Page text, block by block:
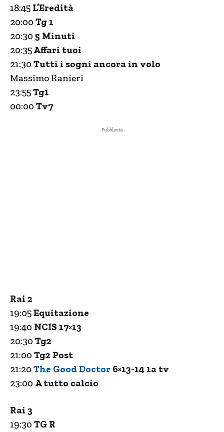
18:45 L’Eredità
20:00 Tg 1
20:30 5 Minuti
20:35Affari tuoi
21:30 Tutti i sogni ancora in volo
Massimo Ranieri
23:55Tg1
00:00 Tv7
- Pubblicità -
Rai 2
19:05Equitazione
19:40 NCIS 17×13
20:30 Tg2
21:00 Tg2 Post
21:20 The Good Doctor 6×13-14 1a tv
23:00 A tutto calcio
Rai 3
19:30 TG R